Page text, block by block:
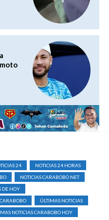
24
NOTICIAS 24 HORAS
NOTICIAS CARABOBO NET
DE HOY
ÚLTIMAS NOTICIAS
NOTICIAS CARABOBO HOY